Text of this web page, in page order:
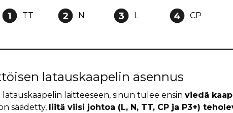
TT N L CP
latauskaapelin asennus
latauskaapelin laitteeseen, sinun tulee ensin viedä
säädetty, liitä viisi johtoa (L, N, TT, CP ja P3+)